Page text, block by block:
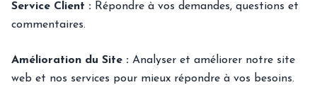
Service Client : Répondre à vos demandes, questions et
commentaires.
Amélioration du Site : Analyser et améliorer notre site
web et nos services pour mieux répondre à vos besoins.